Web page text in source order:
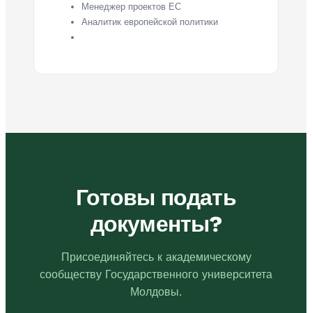
Менеджер проектов ЕС
Аналитик европейской политики
Готовы подать
документы?
Присоединяйтесь к академическому
сообществу Государственного университета
Молдовы.